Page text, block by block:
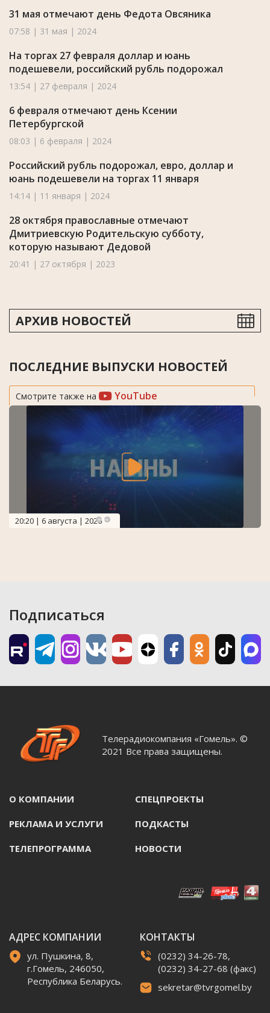
31 мая отмечают день Федота Овсяника
07:58 | 31 мая | 2024
На торгах 27 февраля доллар и юань
подешевели, российский рубль подорожал
13:54 | 27 февраля | 2024
6 февраля отмечают день Ксении
Петербургской
08:03 | 6 февраля | 2024
Российский рубль подорожал, евро, доллар и
юань подешевели на торгах 11 января
14:14 | 11 января | 2024
28 октября православные отмечают
Дмитриевскую Родительскую субботу,
которую называют Дедовой
20:41 | 27 октября | 2023
АРХИВ НОВОСТЕЙ
ПОСЛЕДНИЕ ВЫПУСКИ НОВОСТЕЙ
Смотрите также на YouTube
20:20 | 6 августа | 2026
Подписаться
Телерадиокомпания «Гомель». ©
2021 Все права защищены.
О КОМПАНИИ СПЕЦПРОЕКТЫ
РЕКЛАМА И УСЛУГИ ПОДКАСТЫ
ТЕЛЕПРОГРАММА НОВОСТИ
АДРЕС КОМПАНИИ
ул. Пушкина, 8,
г.Гомель, 246050,
Республика Беларусь.
КОНТАКТЫ
(0232) 34-26-78,
(0232) 34-27-68 (факс)
sekretar@tvrgomel.by